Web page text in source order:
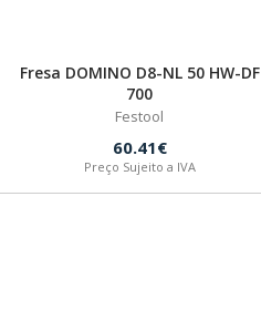
Fresa DOMINO D8-NL 50 HW-DF
700
Festool
60.41€
Preço Sujeito a IVA